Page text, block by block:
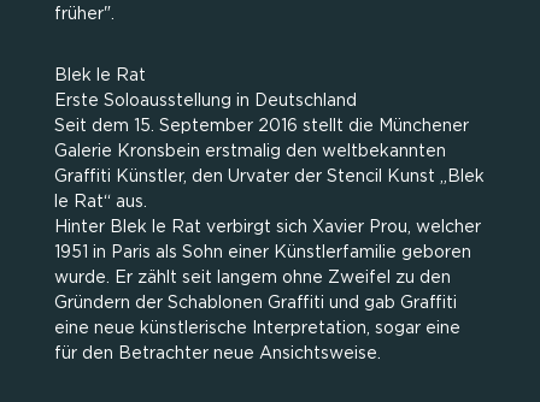
früher".
Blek le Rat
Erste Soloausstellung in Deutschland
Seit dem 15. September 2016 stellt die Münchener
Galerie Kronsbein erstmalig den weltbekannten
Graffiti Künstler, den Urvater der Stencil Kunst „Blek
le Rat“ aus.
Hinter Blek le Rat verbirgt sich Xavier Prou, welcher
1951 in Paris als Sohn einer Künstlerfamilie geboren
wurde. Er zählt seit langem ohne Zweifel zu den
Gründern der Schablonen Graffiti und gab Graffiti
eine neue künstlerische Interpretation, sogar eine
für den Betrachter neue Ansichtsweise.